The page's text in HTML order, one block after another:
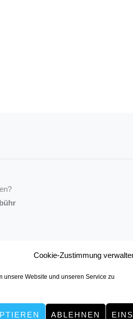
Cookie-Zustimmung
unsere Website und unseren Service zu
ABLEHNEN